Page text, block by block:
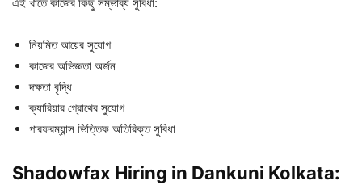
এই খাতে কাজের কিছু সম্ভাব্য সুবিধা:
নিয়মিত আয়ের সুযোগ
কাজের অভিজ্ঞতা অর্জন
দক্ষতা বৃদ্ধি
ক্যারিয়ার গ্রোথের সুযোগ
পারফরম্যান্স ভিত্তিক অতিরিক্ত সুবিধা
Shadowfax Hiring in Dankuni Kolkata: